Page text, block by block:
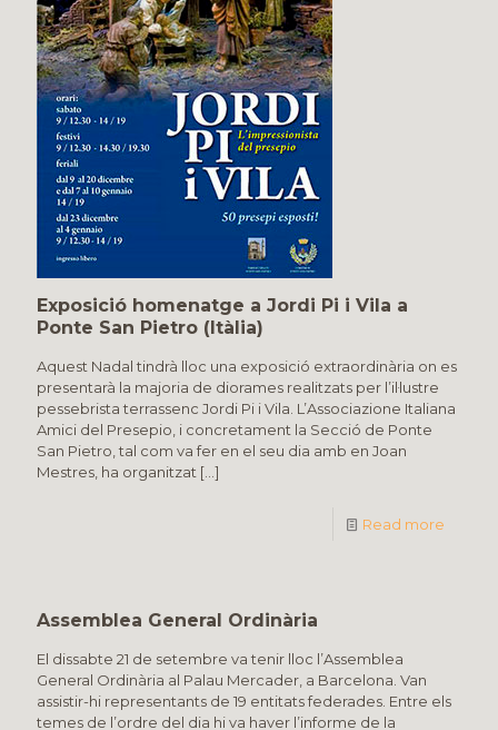
Exposició homenatge a Jordi Pi i Vila a
Ponte San Pietro (Itàlia)
Aquest Nadal tindrà lloc una exposició extraordinària on es
presentarà la majoria de diorames realitzats per l’il·lustre
pessebrista terrassenc Jordi Pi i Vila. L’Associazione Italiana
Amici del Presepio, i concretament la Secció de Ponte
San Pietro, tal com va fer en el seu dia amb en Joan
Mestres, ha organitzat […]
Read more
Assemblea General Ordinària
El dissabte 21 de setembre va tenir lloc l’Assemblea
General Ordinària al Palau Mercader, a Barcelona. Van
assistir-hi representants de 19 entitats federades. Entre els
temes de l’ordre del dia hi va haver l’informe de la